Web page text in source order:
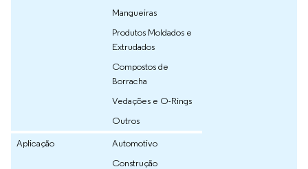
Mangueiras
Produtos Moldados e
Extrudados
Compostos de
Borracha
Vedações e O-Rings
Outros
Aplicação
Automotivo
Construção